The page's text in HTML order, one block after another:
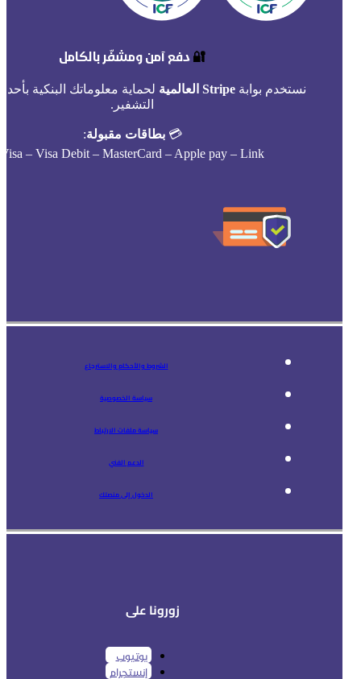
🔐 دفع آمن ومشفّر بالكامل
نستخدم بوابة Stripe العالمية
لحماية معلوماتك البنكية
التشفير.
💳بطاقات مقبولة:
Visa – Visa Debit – MasterCard – Apple pay – Link
الشروط والأحكام والاسترجاع
سياسة الخصوصية
سياسة ملفات الارتباط
الدعم الفني
الدخول إلى منصتك
زورونا على
يوتيوب
إنستجرام